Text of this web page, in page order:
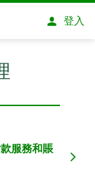
登入
服務和賬